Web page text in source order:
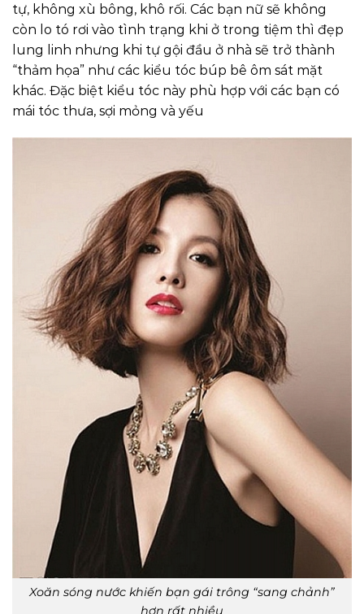
tự, không xù bông, khô rối. Các bạn nữ sẽ không
còn lo tó rơi vào tình trạng khi ở trong tiệm thì đẹp
lung linh nhưng khi tự gội đầu ở nhà sẽ trở thành
“thảm họa” như các kiểu tóc búp bê ôm sát mặt
khác. Đặc biệt kiểu tóc này phù hợp với các bạn có
mái tóc thưa, sợi mỏng và yếu
Xoăn sóng nước khiến bạn gái trông “sang chảnh”
hơn rất nhiều